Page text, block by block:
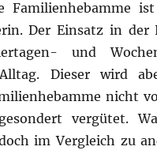
Familienhebamme
Der Einsatz in der
und
Dieser wird
nicht
vergütet.
im Vergleich zu